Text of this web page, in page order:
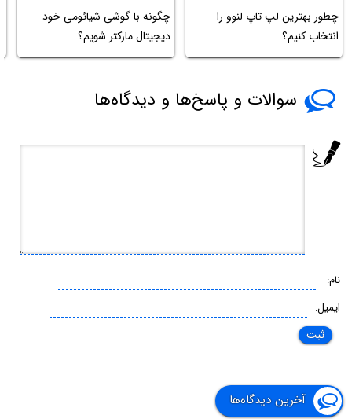
چطور بهترین لپ تاپ لنوو را
انتخاب کنیم؟
چگونه با گوشی شیائومی خود
دیجیتال مارکتر شویم؟
سوالات و پاسخ‌ها و دیدگاه‌ها
نام:
ایمیل:
آخرین دیدگاه‌ها